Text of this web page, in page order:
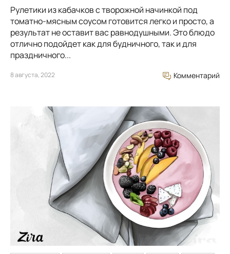
Рулетики из кабачков с творожной начинкой под
томатно-мясным соусом готовится легко и просто, а
результат не оставит вас равнодушными. Это блюдо
отлично подойдет как для будничного, так и для
праздничного...
8 августа, 2022 Комментарий